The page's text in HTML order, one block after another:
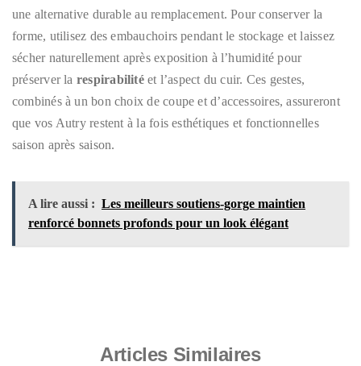
une alternative durable au remplacement. Pour conserver la
forme, utilisez des embauchoirs pendant le stockage et laissez
sécher naturellement après exposition à l’humidité pour
préserver la respirabilitéet l’aspect du cuir. Ces gestes,
combinés à un bon choix de coupe et d’accessoires, assureront
que vos Autry restent à la fois esthétiques et fonctionnelles
saison après saison.
A lire aussi : Les meilleurs soutiens-gorge maintien
renforcé bonnets profonds pour un look élégant
Articles Similaires